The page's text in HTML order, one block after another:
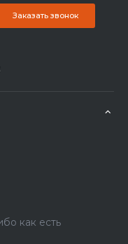
Заказать звонок
как есть